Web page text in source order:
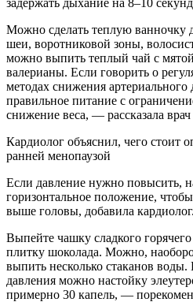
Можно сделать теплую ванночку
шеи, воротниковой зоны,
можно выпить теплый чай с
валерианы. Если говорить о
методах снижения артериального
правильное питание с
снижение веса, — рассказала врач
Кардиолог объяснил, чего стоит
ранней менопаузой
Если давление нужно повысить,
горизонтальное положение,
выше головы, добавила кардиолог.
Выпейте чашку сладкого
плитку шоколада. Можно,
выпить несколько стаканов
давления можно настойку
примерно 30 капель, —